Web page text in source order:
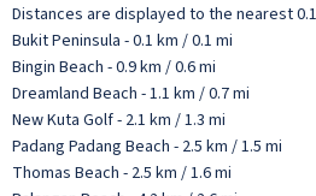
Distances are displayed to the nearest
Bukit Peninsula - 0.1 km / 0.1 mi
Bingin Beach - 0.9 km / 0.6 mi
Dreamland Beach - 1.1 km / 0.7 mi
New Kuta Golf - 2.1 km / 1.3 mi
Padang Padang Beach - 2.5 km / 1.5 mi
Thomas Beach - 2.5 km / 1.6 mi